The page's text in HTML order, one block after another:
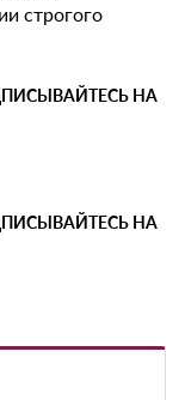
строгого
НА
НА